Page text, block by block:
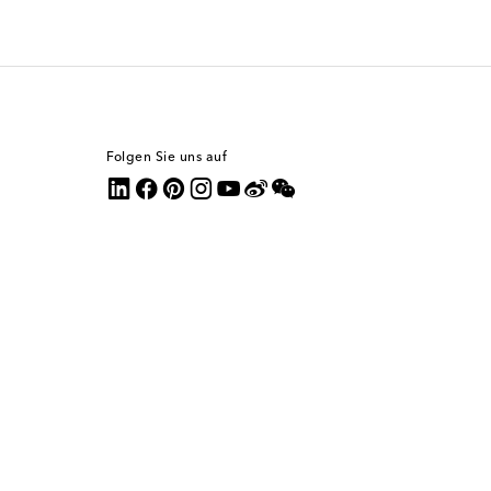
Folgen Sie uns auf